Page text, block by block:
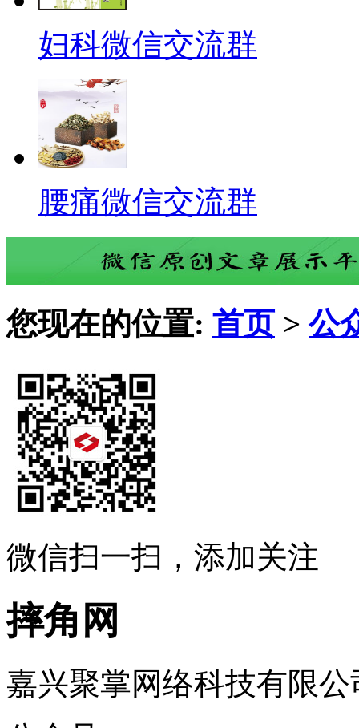
妇科微信交流群
腰痛微信交流群
您现在的位置: 首页 > 公
微信扫一扫，添加关注
摔角网
嘉兴聚掌网络科技有限公